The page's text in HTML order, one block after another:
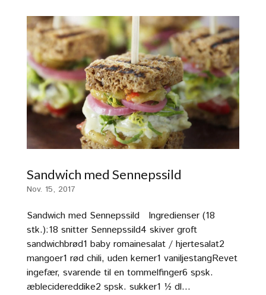
Sandwich med Sennepssild
Nov. 15, 2017
Sandwich med Sennepssild Ingredienser (18
stk.):18 snitter Sennepssild4 skiver groft
sandwichbrød1 baby romainesalat / hjertesalat2
mangoer1 rød chili, uden kerner1 vaniljestangRevet
ingefær, svarende til en tommelfinger6 spsk.
æblecidereddike2 spsk. sukker1 ½ dl...